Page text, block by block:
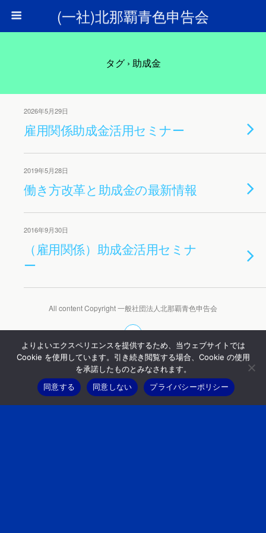
(一社)北那覇青色申告会
タグ › 助成金
2026年5月29日
雇用関係助成金活用セミナー
2019年5月28日
働き方改革と助成金の最新情報
2016年9月30日
（雇用関係）助成金活用セミナ
ー
All content Copyright 一般社団法人北那覇青色申告会
よりよいエクスペリエンスを提供するため、当ウェブサイトでは
Cookie を使用しています。引き続き閲覧する場合、Cookie の使用
を承諾したものとみなされます。
同意する
同意しない プライバシーポリシー
トップに戻る